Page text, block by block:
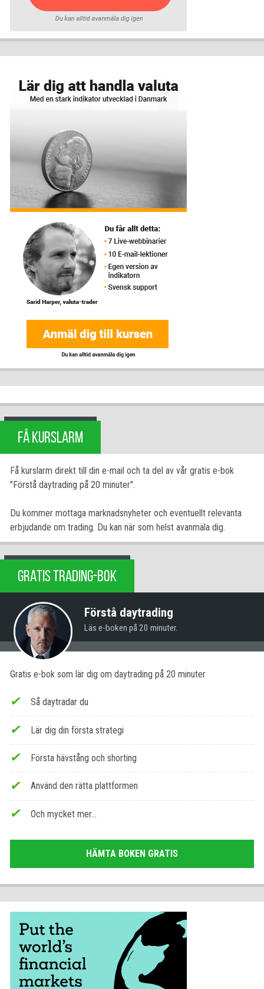
FÅ KURSLARM
Få kurslarm direkt till din e-mail och ta del av vår gratis e-bok
"Förstå daytrading på 20 minuter".
Du kommer mottaga marknadsnyheter och eventuellt relevanta
erbjudande om trading. Du kan när som helst avanmäla dig.
GRATIS TRADING-BOK
Förstå daytrading
Läs e-boken på 20 minuter.
Gratis e-bok som lär dig om daytrading på 20 minuter
Så daytradar du
Lär dig din första strategi
Första hävstång och shorting
Använd den rätta plattformen
Och mycket mer...
HÄMTA BOKEN GRATIS